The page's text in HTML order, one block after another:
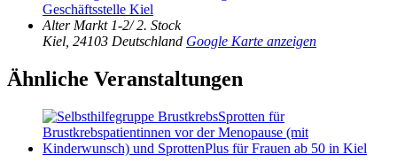
Geschäftsstelle Kiel
Alter Markt 1-2/ 2. Stock
Kiel 24103 Deutschland Google Karte anzeigen
Ähnliche Veranstaltungen